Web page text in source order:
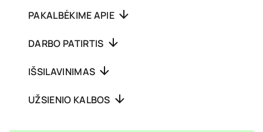
PAKALBĖKIME APIE
DARBO PATIRTIS
IŠSILAVINIMAS
UŽSIENIO KALBOS